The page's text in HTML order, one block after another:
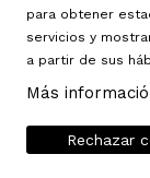
Sitemap |
Política de
para obtener
servicios y
a partir de sus
Más
Rechazar